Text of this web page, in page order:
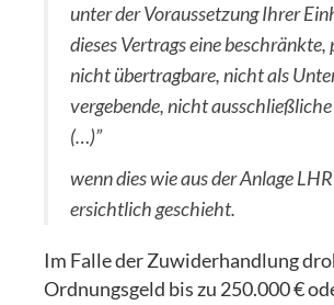
unter der Voraussetzung Ihrer
dieses Vertrags eine beschränkte,
nicht übertragbare, nicht als
vergebende, nicht ausschließliche
(…)”
wenn dies wie aus der Anlage
ersichtlich geschieht.
Im Falle der Zuwiderhandlung
Ordnungsgeld bis zu 250.000 €